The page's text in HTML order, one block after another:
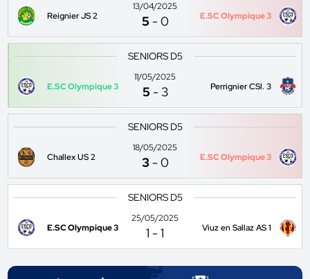
Reignier JS 2
13/04/2025
5 -0 E.SC Olympique 3
SENIORS D5
E.SC Olympique 3
11/05/2025
5 - 3 Perrignier CSl. 3
SENIORS D5
Challex US 2
18/05/2025
3 -0 E.SC Olympique 3
SENIORS D5
E.SC Olympique 3
25/05/2025
1 -1 Viuz en Sallaz AS 1